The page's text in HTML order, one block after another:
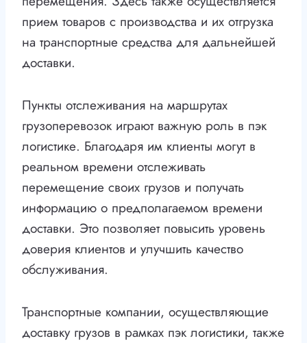
прием товаров с производства и их отгрузка
на транспортные средства для дальнейшей
доставки.
Пункты отслеживания на маршрутах
грузоперевозок играют важную роль в пэк
логистике. Благодаря им клиенты могут в
реальном времени отслеживать
перемещение своих грузов и получать
информацию о предполагаемом времени
доставки. Это позволяет повысить уровень
доверия клиентов и улучшить качество
обслуживания.
Транспортные компании, осуществляющие
доставку грузов в рамках пэк логистики, также